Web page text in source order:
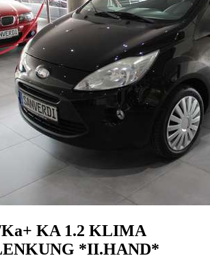
KA 1.2 KLIMA
*II.HAND*